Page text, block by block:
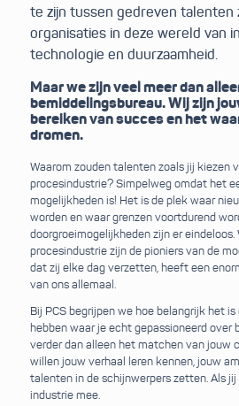
te zijn tussen gedreven talenten
organisaties in deze wereld van
technologie en duurzaamheid.
Maar we zijn veel meer dan
bemiddelingsbureau. Wij zijn
bereiken van succes en het
dromen.
Waarom zouden talenten zoals jij kiezen
procesindustrie? Simpelweg omdat het
mogelijkheden is! Het is de plek waar
worden en waar grenzen voortdurend
doorgroeimogelijkheden zijn er eindeloos.
procesindustrie zijn de pioniers van de
dat zij elke dag verzetten, heeft een
van ons allemaal.
Bij PCS begrijpen we hoe belangrijk het
hebben waar je echt gepassioneerd over
verder dan alleen het matchen van jouw
willen jouw verhaal leren kennen, jouw
talenten in de schijnwerpers zetten. Als
industrie mee.